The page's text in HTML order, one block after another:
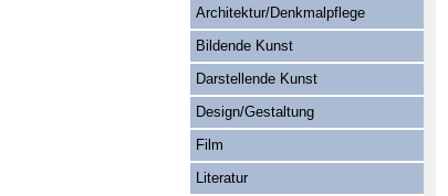
Architektur/Denkmalpflege
Bildende Kunst
Darstellende Kunst
Design/Gestaltung
Film
Literatur